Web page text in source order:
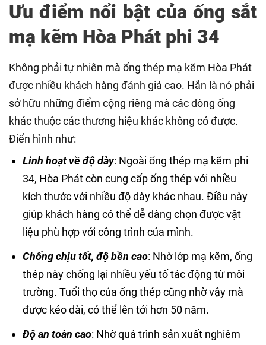
Ưu điểm nổi bật của ống sắt
mạ kẽm Hòa Phát phi 34
Không phải tự nhiên mà ống thép mạ kẽm Hòa Phát
được nhiều khách hàng đánh giá cao. Hẳn là nó phải
sở hữu những điểm cộng riêng mà các dòng ống
khác thuộc các thương hiệu khác không có được.
Điển hình như:
Linh hoạt về độ dày: Ngoài ống thép mạ kẽm phi
34, Hòa Phát còn cung cấp ống thép với nhiều
kích thước với nhiều độ dày khác nhau. Điều này
giúp khách hàng có thể dễ dàng chọn được vật
liệu phù hợp với công trình của mình.
Chống chịu tốt, độ bền cao: Nhờ lớp mạ kẽm, ống
thép này chống lại nhiều yếu tố tác động từ môi
trường. Tuổi thọ của ống thép cũng nhờ vậy mà
được kéo dài, có thể lên tới hơn 50 năm.
Độ an toàn cao: Nhờ quá trình sản xuất nghiêm